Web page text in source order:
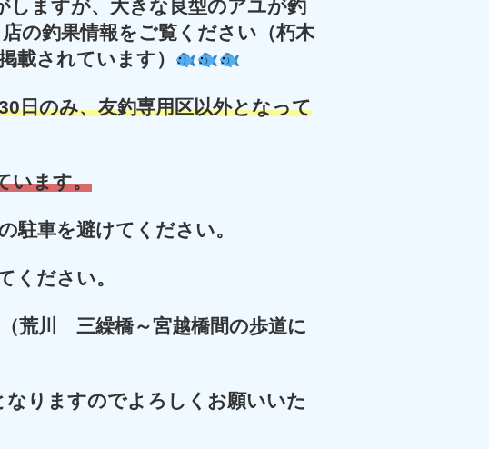
しますが、大きな良型のアユが釣
の釣果情報をご覧ください（朽木
載されています）
日のみ、友釣専用区以外となって
います。
駐車を避けてください。
ください。
荒川 三繰橋～宮越橋間の歩道に
なりますのでよろしくお願いいた